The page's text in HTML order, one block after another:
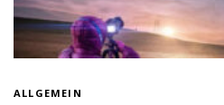
ALLGEMEIN